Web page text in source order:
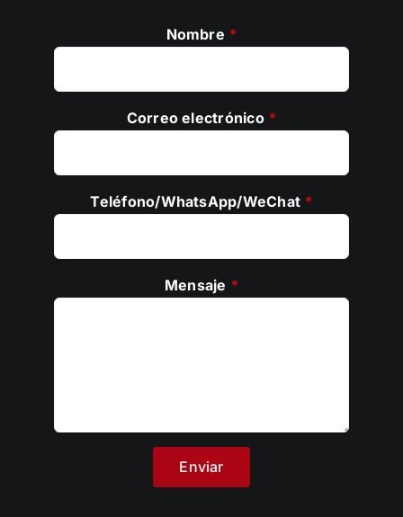
Nombre *
Correo electrónico *
Teléfono/WhatsApp/WeChat *
Mensaje *